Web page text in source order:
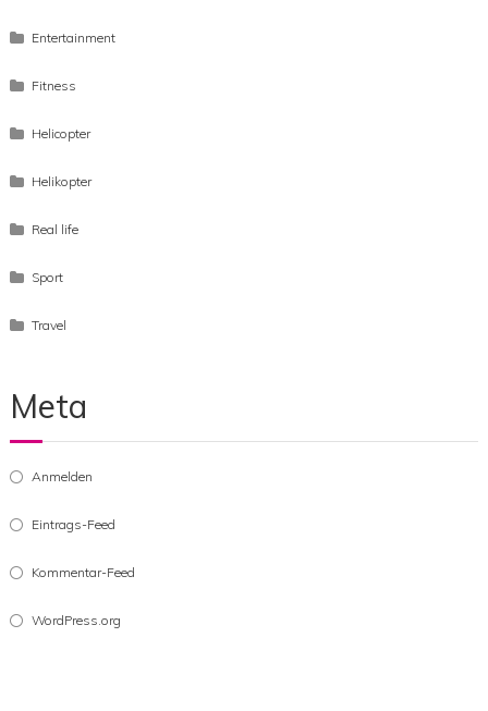
Entertainment
Fitness
Helicopter
Helikopter
Real life
Sport
Travel
Meta
Anmelden
Eintrags-Feed
Kommentar-Feed
WordPress.org